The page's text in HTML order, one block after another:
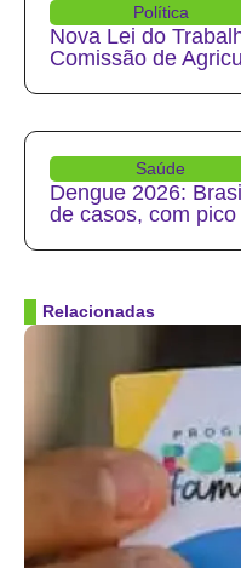
Política
Nova Lei do
Comissão de
Saúde
Dengue 2026:
de casos, com
Relacionadas